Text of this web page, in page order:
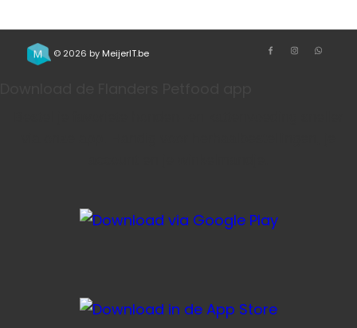
© 2026 by MeijerIT.be